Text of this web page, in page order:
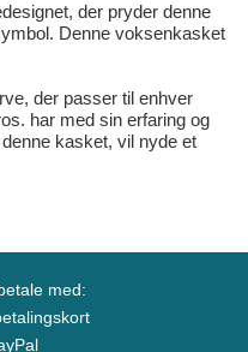
der pryder denne
Denne voksenkasket
der passer til enhver
har med sin erfaring og
kasket, vil nyde et
med: